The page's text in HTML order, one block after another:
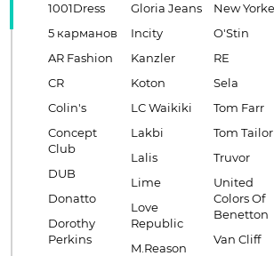
1001Dress
5 карманов
AR Fashion
CR
Colin's
Concept
Club
DUB
Donatto
Dorothy
Perkins
Gloria Jeans
Incity
Kanzler
Koton
LC Waikiki
Lakbi
Lalis
Lime
Love
Republic
M.Reason
New
O'Stin
RE
Sela
Tom Farr
Tom Tailor
Truvor
United
Colors Of
Benetton
Van Cliff